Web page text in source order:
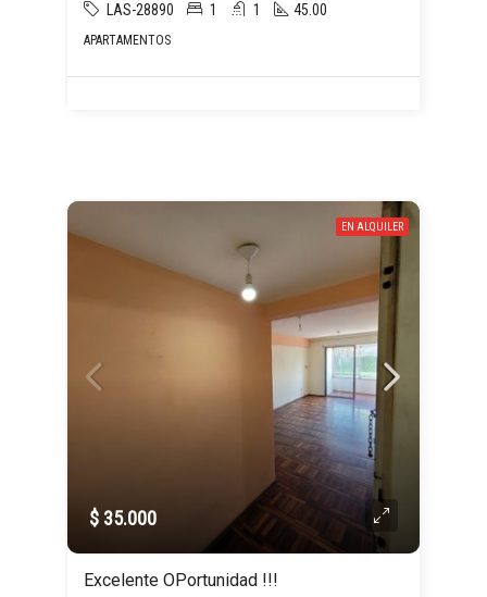
LAS-28890 1 1 45.00
APARTAMENTOS
EN ALQUILER
$ 35.000
Excelente OPortunidad !!!